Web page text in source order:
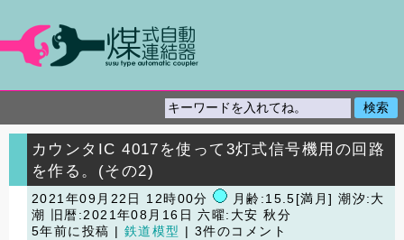
カウンタIC 4017を使って3灯式信号機用の回路
を作る。(その2)
2021年09月22日 12時00分
月齢:15.5[満月] 潮汐:大
潮
旧暦:2021年08月16日 六曜:大安 秋分
5年前に投稿 | 鉄道模型
| 3件のコメント